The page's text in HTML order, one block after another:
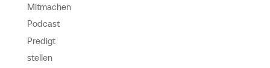
Mitmachen
Podcast
Predigt
stellen